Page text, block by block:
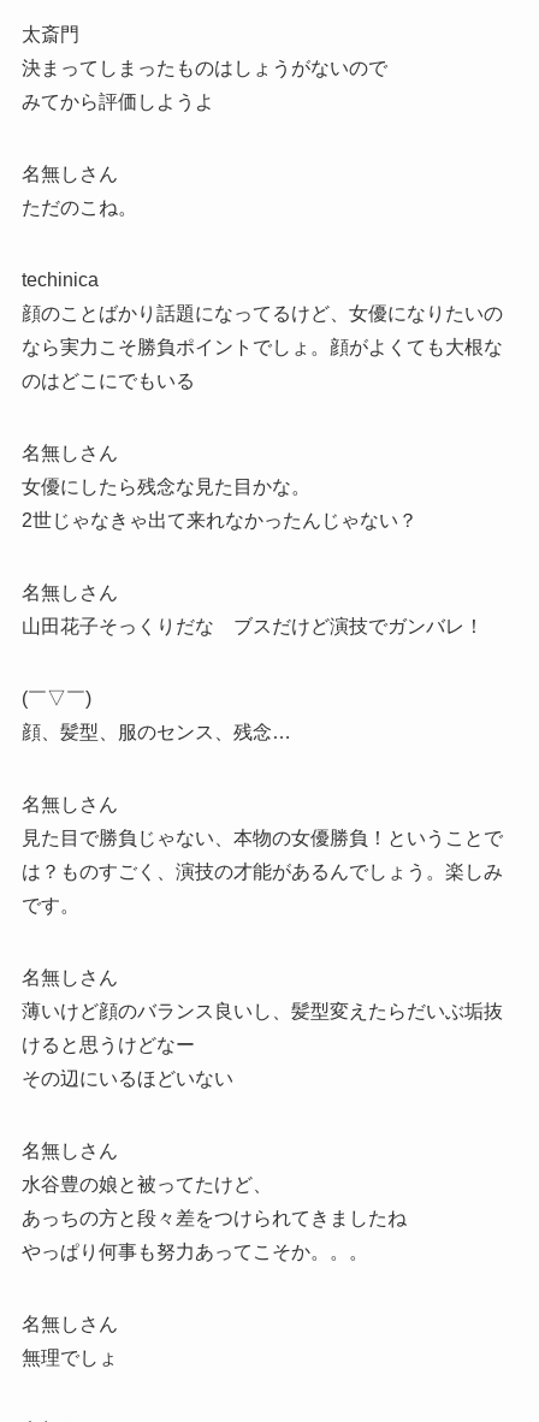
太斎門
決まってしまったものはしょうがないので
みてから評価しようよ
名無しさん
ただのこね。
techinica
顔のことばかり話題になってるけど、女優になりたいの
なら実力こそ勝負ポイントでしょ。顔がよくても大根な
のはどこにでもいる
名無しさん
女優にしたら残念な見た目かな。
2世じゃなきゃ出て来れなかったんじゃない？
名無しさん
山田花子そっくりだな ブスだけど演技でガンバレ！
(￣▽￣)
顔、髪型、服のセンス、残念…
名無しさん
見た目で勝負じゃない、本物の女優勝負！ということで
は？ものすごく、演技の才能があるんでしょう。楽しみ
です。
名無しさん
薄いけど顔のバランス良いし、髪型変えたらだいぶ垢抜
けると思うけどなー
その辺にいるほどいない
名無しさん
水谷豊の娘と被ってたけど、
あっちの方と段々差をつけられてきましたね
やっぱり何事も努力あってこそか。。。
名無しさん
無理でしょ